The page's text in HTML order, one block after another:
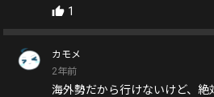
1
カモメ
2年前
海外勢だから行けないけど、絶